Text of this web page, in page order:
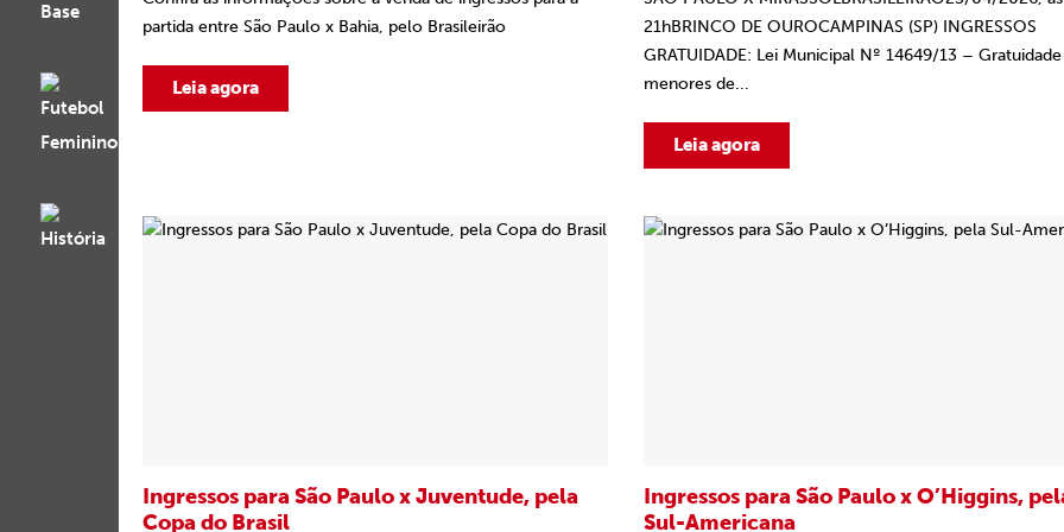
partida entre São Paulo x Bahia, pelo Brasileirão
Leia agora
21hBRINCO DE OUROCAMPINAS (SP) INGRESSOS
GRATUIDADE: Lei Municipal Nº 14649/13 –
menores de...
Leia agora
Ingressos para São Paulo x Juventude, pela
Copa do Brasil
Ingressos para São Paulo x O’Higgins,
Sul-Americana